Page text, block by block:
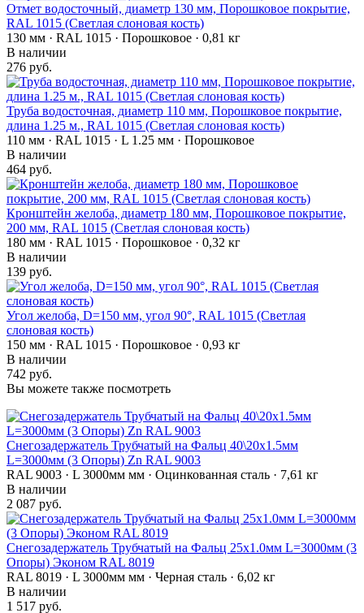
Отмет водосточный, диаметр 130 мм, Порошковое покрытие,
RAL 1015 (Светлая слоновая кость)
130 мм · RAL 1015 · Порошковое · 0,81 кг
В наличии
276 руб.
Труба водосточная, диаметр 110 мм, Порошковое покрытие,
длина 1.25 м., RAL 1015 (Светлая слоновая кость)
110 мм · RAL 1015 · L 1.25 мм · Порошковое
В наличии
464 руб.
Кронштейн желоба, диаметр 180 мм, Порошковое покрытие,
200 мм, RAL 1015 (Светлая слоновая кость)
180 мм · RAL 1015 · Порошковое · 0,32 кг
В наличии
139 руб.
Угол желоба, D=150 мм, угол 90°, RAL 1015 (Светлая
слоновая кость)
150 мм · RAL 1015 · Порошковое · 0,93 кг
В наличии
742 руб.
Вы можете также посмотреть
Снегозадержатель Трубчатый на Фальц 40\20х1.5мм
L=3000мм (3 Опоры) Zn RAL 9003
RAL 9003 · L 3000мм мм · Оцинкованная сталь · 7,61 кг
В наличии
2 087 руб.
Снегозадержатель Трубчатый на Фальц 25х1.0мм L=3000мм (3
Опоры) Эконом RAL 8019
RAL 8019 · L 3000мм мм · Черная сталь · 6,02 кг
В наличии
1 517 руб.